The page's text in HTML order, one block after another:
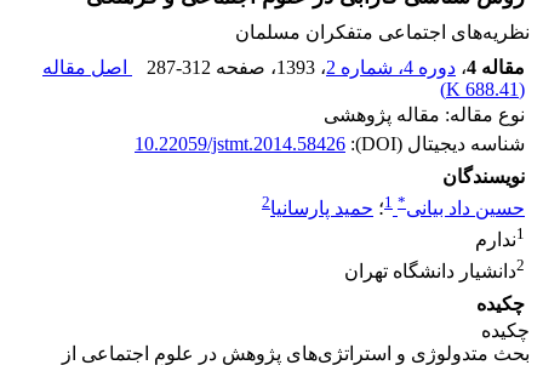
نظریه‌های اجتماعی متفکران مسلمان
مقاله 4
، دوره 4، شماره 2 ، 1393 ، صفحه 287-312
اصل مقاله
(
688.41 K
)
نوع مقاله: مقاله پژوهشی
شناسه دیجیتال (DOI):
10.22059/jstmt.2014.58426
نویسندگان
حسین داد بیانی*
1؛ حمید پارسانیا2
1ندارم
2دانشیار دانشگاه تهران
چکیده
چکیده
بحث متدولوژی و استراتژی‌های پژوهش در علوم اجتماعی از